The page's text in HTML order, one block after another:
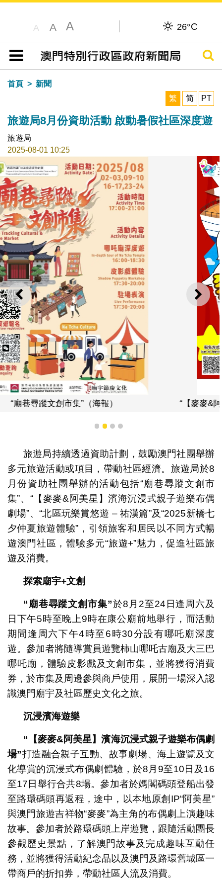
A A A 26°C
目錄
搜尋
首頁
新聞
繁
简 PT
旅遊局8月份資助活動 啟動暑假社區深度遊
旅遊局
2025-08-01 10:25
上一則 下一
“【麥麥&阿美星】濱海沉浸式親子遊樂布偶劇場”（海報）
1 2 3 4
旅遊局持續透過資助計劃，鼓勵澳門社團舉辦
多元旅遊活動或項目，帶動社區經濟。旅遊局於8
月份資助社團舉辦的活動包括“廟巷尋蹤文創市
集”、“【麥麥&阿美星】濱海沉浸式親子遊樂布偶
劇場”、“北區玩樂賞悠遊 – 祐漢篇”及“2025新橋七
夕仲夏旅遊體驗”，引領旅客和居民以不同方式暢
遊澳門社區，體驗多元“旅遊+”魅力，促進社區旅
遊及消費。
探索廟宇+文創
“廟巷尋蹤文創市集”於8月2至24日逢周六及
日下午5時至晚上9時在康公廟前地舉行，而活動
期間逢周六下午4時至6時30分設有哪吒廟深度
遊。參加者將隨導賞員遊覽柿山哪吒古廟及大三巴
哪吒廟，體驗皮影戲及文創市集，並將獲得消費
券，於市集及周邊參與商戶使用，展開一場深入認
識澳門廟宇及社區歷史文化之旅。
沉浸濱海遊樂
“ 【麥麥&阿美星】濱海沉浸式親子遊樂布偶劇
場”打造融合親子互動、故事劇場、海上遊覽及文
化導賞的沉浸式布偶劇體驗，於8月9至10日及16
至17日舉行合共8場。參加者於媽閣碼頭登船出發
至路環碼頭再返程，途中，以本地原創IP“阿美星”
與澳門旅遊吉祥物“麥麥”為主角的布偶劇上演趣味
故事。參加者於路環碼頭上岸遊覽，跟隨活動團長
參觀歷史景點，了解澳門故事及完成趣味互動任
務，並將獲得活動紀念品以及澳門及路環舊城區一
帶商戶的折扣券，帶動社區人流及消費。